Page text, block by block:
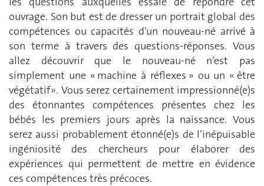
ouvrage. Son but est de dresser un portrait global des
compétences ou capacités d’un nouveau-né arrivé à
son terme à travers des questions-réponses. Vous
allez découvrir que le nouveau-né n’est pas
simplement une « machine à réflexes » ou un « être
végétatif ». Vous serez certainement impressionné(e)s
des étonnantes compétences présentes chez les
bébés les premiers jours après la naissance. Vous
serez aussi probablement étonné(e)s de l’inépuisable
ingéniosité des chercheurs pour élaborer des
expériences qui permettent de mettre en évidence
ces compétences très précoces.